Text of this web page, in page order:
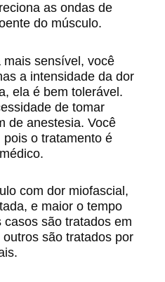
as ondas de
do músculo.
mais sensível, você
a intensidade da dor
ela é bem tolerável.
de tomar
de anestesia. Você
o tratamento é
com dor miofascial,
e maior o tempo
são tratados em
são tratados por